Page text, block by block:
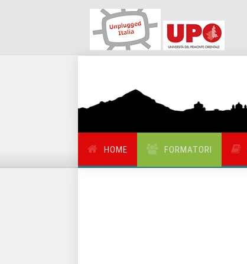
HOME FORMATORI